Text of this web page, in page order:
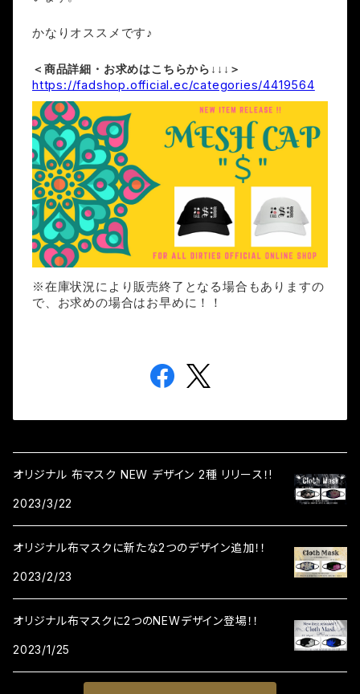
かなりオススメです♪
＜商品詳細・お求めはこちらから↓↓↓＞
https://fadshop.official.ec/categories/4419564
※在庫状況により販売終了となる場合もありますの
で、お求めの場合はお早めに！！
オリジナル 布マスク NEW デザイン 2種 リリース！!
2023/3/22
オリジナル布マスクに新たな2つのデザイン追加！！
2023/2/23
オリジナル布マスクに2つのNEWデザイン登場！！
2023/1/25